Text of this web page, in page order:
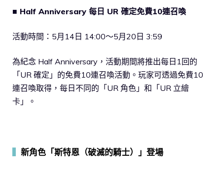
■ Half Anniversary 每日 UR 確定免費10連召喚
活動時間：5月14日 14:00～5月20日 3:59
為紀念 Half Anniversary，活動期間將推出每日1回的
「UR 確定」的免費10連召喚活動。玩家可透過免費10
連召喚取得，每日不同的「UR 角色」和「UR 立繪
卡」。
新角色「斯特恩（破滅的騎士）」登場